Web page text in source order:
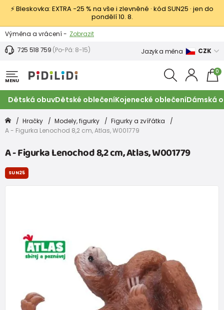
⚡ Bleskovka: EXTRA −25 % na vše i zlevněné · kód SUN25 · jen do
pondělí 10. 8.
Výměna a vrácení - Zobrazit
Sleva 100 Kč na první nákup -
725 518 759 (Po-Pá: 8-15) Jazyk a měna CZK
MENU
0
Dětská obuvDětské oblečeníKojenecké oblečeníDámská
Hračky Modely, figurky
Figurky a zvířátka
A - Figurka Lenochod 8,2 cm, Atlas, W001779
A - Figurka Lenochod 8,2 cm, Atlas, W001779
SUN25